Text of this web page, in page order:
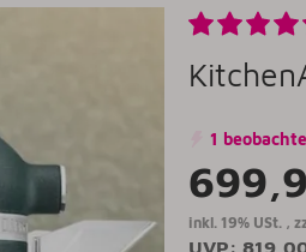
1
inkl. 19% USt. ,
UVP: